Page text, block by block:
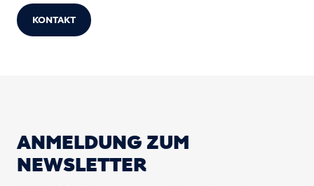
KONTAKT
ANMELDUNG ZUM
NEWSLETTER